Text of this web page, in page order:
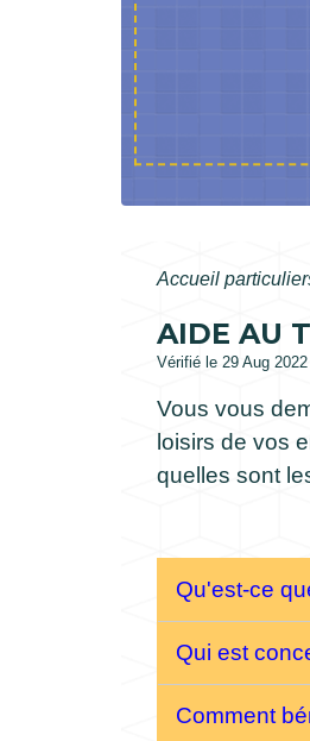
Accueil
AIDE AU
Vérifié le 29 Aug
Vous vous
loisirs de vos
quelles sont
Qu'est-ce
Qui est
Comment